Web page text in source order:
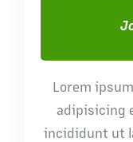
Lorem
adipisicing
incididunt ut